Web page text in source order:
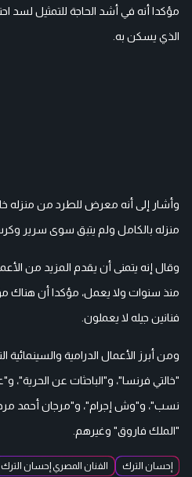
مؤكدا أنه في أشد الحاجة للتمثيل لسد
الذي يسكن به.
وأشار إلى أنه معرض للطرد من منزله
منزله بالكامل ولم يتبق سوى سرير
وقال إنه يتمنى أن يقدم المزيد من
منذ سنوات ولا يعمل، مؤكدا أن هناك
فنانين جيله لا يعملون.
ومن أبرز الأعمال الدرامية
"خالتي فرنسا"، و"الباحثات عن
نسب"، و"وش إجرام"، و"مرجان أحمد
"الملك فاروق" وغيرهم.
إحسان الترك الفنان المصري إحسان الترك